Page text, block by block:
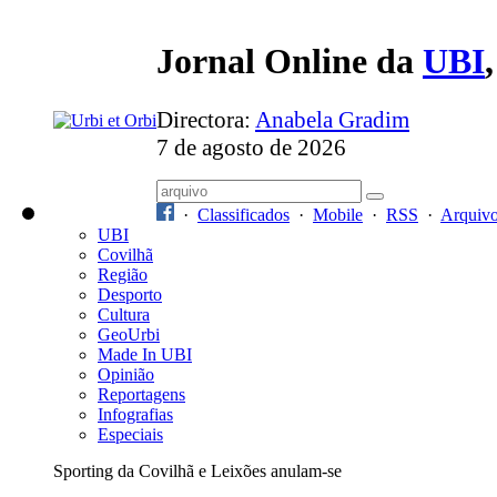
Jornal Online da UBI
Directora: Anabela Gradim
7 de agosto de 2026
· Classificados · Mobile · RSS ·
UBI
Covilhã
Região
Desporto
Cultura
GeoUrbi
Made In UBI
Opinião
Reportagens
Infografias
Especiais
Sporting da Covilhã e Leixões anulam-se